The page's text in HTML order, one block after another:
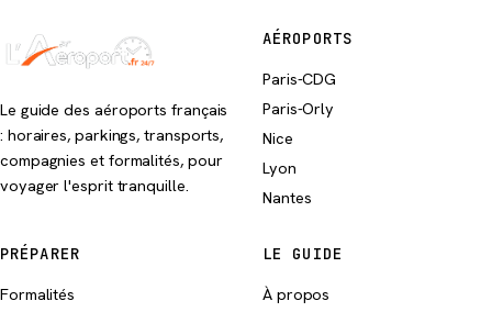
Le guide des aéroports français
: horaires, parkings, transports,
compagnies et formalités, pour
voyager l'esprit tranquille.
AÉROPORTS
Paris-CDG
Paris-Orly
Nice
Lyon
Nantes
PRÉPARER
Formalités
LE GUIDE
À propos